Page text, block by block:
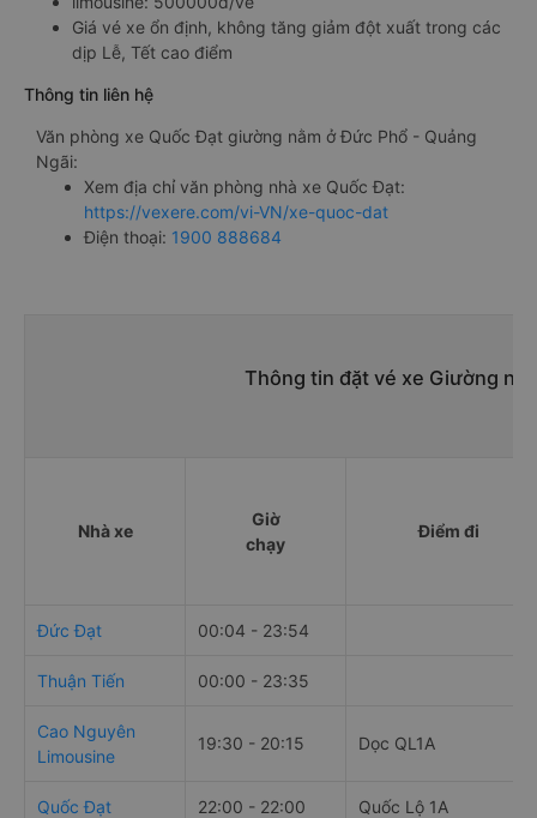
Giá vé xe ổn định, không tăng giảm đột xuất trong các
dịp Lễ, Tết cao điểm
Thông tin liên hệ
Văn phòng xe Quốc Đạt giường nằm ở Đức Phổ - Quảng
Ngãi:
Xem địa chỉ văn phòng nhà xe Quốc Đạt:
https://vexere.com/vi-VN/xe-quoc-dat
Điện thoại: 1900 888684
Thông tin đặt vé xe Giường
Nhà xe
Giờ
chạy
Điểm đi
Đức Đạt 00:04 - 23:54
Thuận Tiến 00:00 - 23:35
Cao Nguyên
Limousine
19:30 - 20:15 Dọc QL1A
Quốc Đạt 22:00 - 22:00 Quốc Lộ 1A